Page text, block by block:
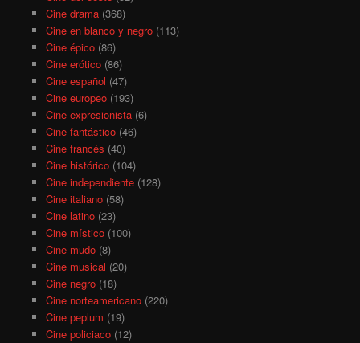
Cine drama(368)
Cine en blanco y negro(113)
Cine épico(86)
Cine erótico(86)
Cine español (47)
Cine europeo(193)
Cine expresionista(6)
Cine fantástico(46)
Cine francés (40)
Cine histórico(104)
Cine independiente(128)
Cine italiano(58)
Cine latino(23)
Cine místico(100)
Cine mudo(8)
Cine musical (20)
Cine negro(18)
Cine norteamericano(220)
Cine peplum (19)
Cine policiaco(12)